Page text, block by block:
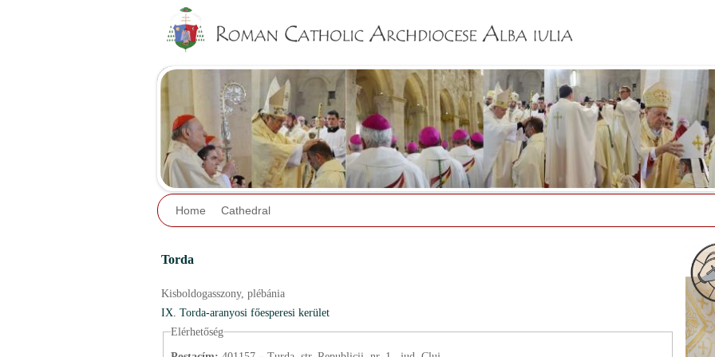
Home Cathedral
Torda
Kisboldogasszony, plébánia
IX. Torda-aranyosi főesperesi kerület
Elérhetőség